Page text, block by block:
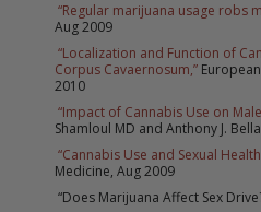
“Regular marijuana usage robs
Aug 2009
“Localization and Function of
Corpus Cavaernosum,”
2010
“Impact of Cannabis Use on
Shamloul MD and Anthony J.
“Cannabis Use and Sexual
Medicine, Aug 2009
“Does Marijuana Affect Sex